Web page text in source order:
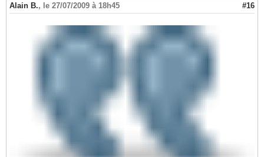
Alain B., le 27/07/2009 à 18h45 #16